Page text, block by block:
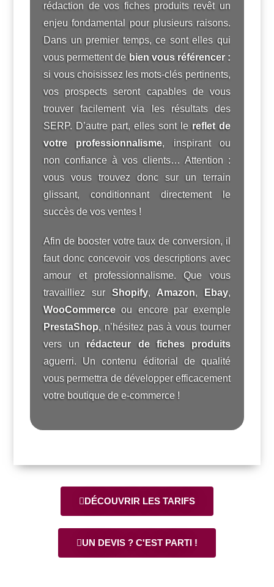
rédaction de vos fiches produits revêt un
enjeu fondamental pour plusieurs raisons.
Dans un premier temps, ce sont elles qui
vous permettent de bien vous référencer :
si vous choisissez les mots-clés pertinents,
vos prospects seront capables de vous
trouver facilement via les résultats des
SERP. D’autre part, elles sont lereflet de
votre professionnalisme, inspirant ou
non confiance à vos clients… Attention :
vous vous trouvez donc sur un terrain
glissant, conditionnant directement le
succès de vos ventes !
Afin de booster votre taux de conversion, il
faut donc concevoir vos descriptions avec
amour et professionnalisme. Que vous
travailliez sur Shopify,Amazon, Ebay,
WooCommerceou encore par exemple
PrestaShop, n’hésitez pas à vous tourner
vers unrédacteur de fiches produits
aguerri. Un contenu éditorial de qualité
vous permettra de développer efficacement
votre boutique de e-commerce !
DÉCOUVRIR LES TARIFS
UN DEVIS ? C'EST PARTI !